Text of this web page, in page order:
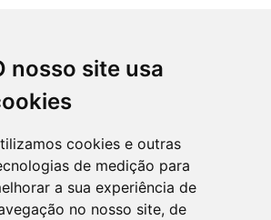
nosso site usa
cookies e outras
de medição para
a sua experiência de
no nosso site, de
Calvoso, nº 839 - Centro
- CEP: 16900-015
4300